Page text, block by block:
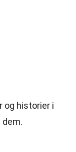
og historier i
dem.